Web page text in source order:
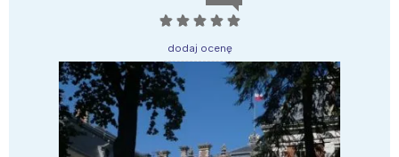
☆ ☆ ☆ ☆ ☆
dodaj ocenę